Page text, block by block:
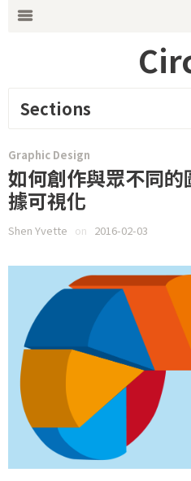
m
Sections
Graphic Design
如何創作與眾不同
據可視化
Shen Yvette on 2016-02-03